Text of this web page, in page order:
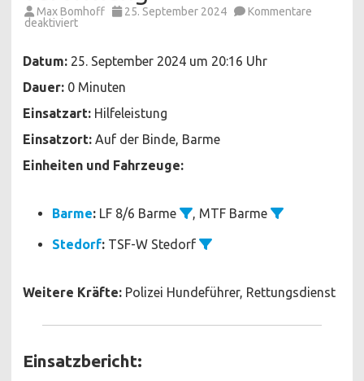
Max Bomhoff 25. September 2024
Kommentare
deaktiviertfür
Datum: 25. September 2024 um 20:16 Uhr
Dauer: 0 Minuten
Einsatzart: Hilfeleistung
Einsatzort: Auf der Binde, Barme
Einheiten und Fahrzeuge:
Barme: LF 8/6 Barme , MTF Barme
Stedorf: TSF-W Stedorf
Weitere Kräfte: Polizei Hundeführer, Rettungsdienst
Einsatzbericht: